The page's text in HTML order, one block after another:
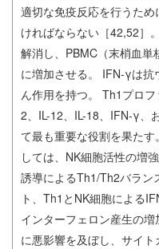
適切な免疫反応を行うた
ければならない［42,52］
解消し、PBMC（末梢血
に増加させる。 IFN-γは
ん作用を持つ。 Th1プロ
2、IL-12、IL-18、IFN-γ、
て最も重要な役割を果た
しては、NK細胞活性の増
誘導によるTh1/Th2バラン
ト、Th1とNK細胞による
インターフェロン産生の
に悪影響を及ぼし、サイト